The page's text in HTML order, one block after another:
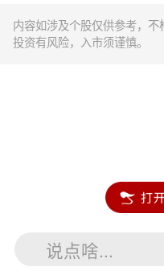
内容如涉及个股仅供参考，不
投资有风险，入市须谨慎。
说点啥...